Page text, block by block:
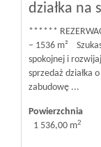
działka na
******
– 1536 m²
spokojnej i
sprzedaż działka
zabudowę ...
Powierzchnia
1 536,00 m2